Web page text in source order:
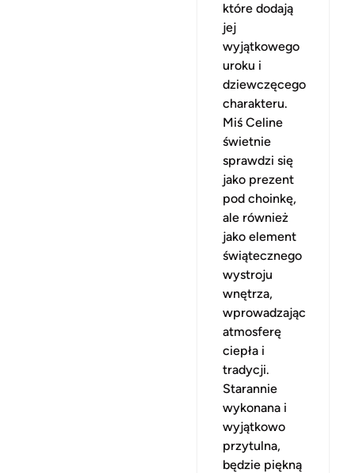
które dodają
jej
wyjątkowego
uroku i
dziewczęcego
charakteru.
Miś Celine
świetnie
sprawdzi się
jako prezent
pod choinkę,
ale również
jako element
świątecznego
wystroju
wnętrza,
wprowadzając
atmosferę
ciepła i
tradycji.
Starannie
wykonana i
wyjątkowo
przytulna,
będzie piękną